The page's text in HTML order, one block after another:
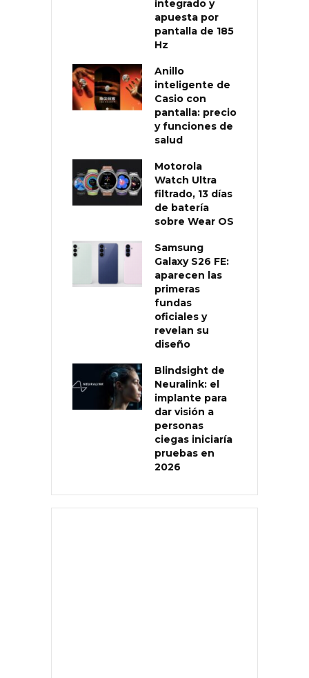
integrado y
apuesta por
pantalla de 185
Hz
Anillo
inteligente de
Casio con
pantalla: precio
y funciones de
salud
Motorola
Watch Ultra
filtrado, 13 días
de batería
sobre Wear OS
Samsung
Galaxy S26 FE:
aparecen las
primeras
fundas
oficiales y
revelan su
diseño
Blindsight de
Neuralink: el
implante para
dar visión a
personas
ciegas iniciaría
pruebas en
2026